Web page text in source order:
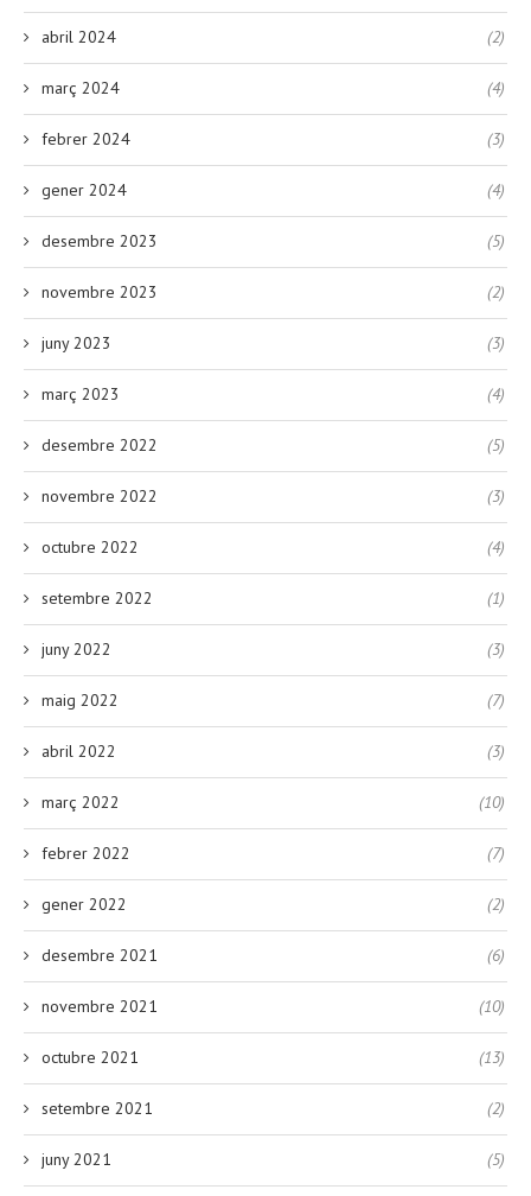
abril 2024 (2)
març 2024 (4)
febrer 2024 (3)
gener 2024 (4)
desembre 2023 (5)
novembre 2023 (2)
juny 2023 (3)
març 2023 (4)
desembre 2022 (5)
novembre 2022 (3)
octubre 2022 (4)
setembre 2022 (1)
juny 2022 (3)
maig 2022 (7)
abril 2022 (3)
març 2022 (10)
febrer 2022 (7)
gener 2022 (2)
desembre 2021 (6)
novembre 2021 (10)
octubre 2021 (13)
setembre 2021 (2)
juny 2021 (5)